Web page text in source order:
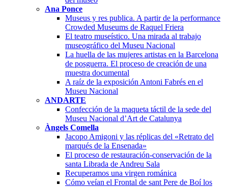
Ana Ponce
Museus y res publica. A partir de la performance
Crowded Museums de Raquel Friera
El teatro museístico. Una mirada al trabajo
museográfico del Museu Nacional
La huella de las mujeres artistas en la Barcelona
de posguerra. El proceso de creación de una
muestra documental
A raíz de la exposición Antoni Fabrés en el
Museu Nacional
ANDARTE
Confección de la maqueta táctil de la sede del
Museu Nacional d’Art de Catalunya
Àngels Comella
Jacopo Amigoni y las réplicas del «Retrato del
marqués de la Ensenada»
El proceso de restauración-conservación de la
santa Librada de Andreu Sala
Recuperamos una virgen románica
Cómo veían el Frontal de sant Pere de Boí los